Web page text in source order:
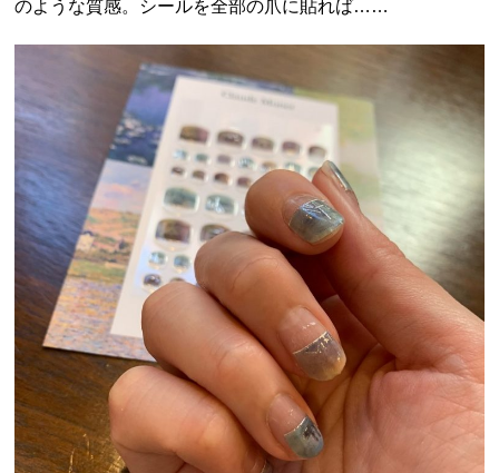
のような質感。シールを全部の爪に貼れば……